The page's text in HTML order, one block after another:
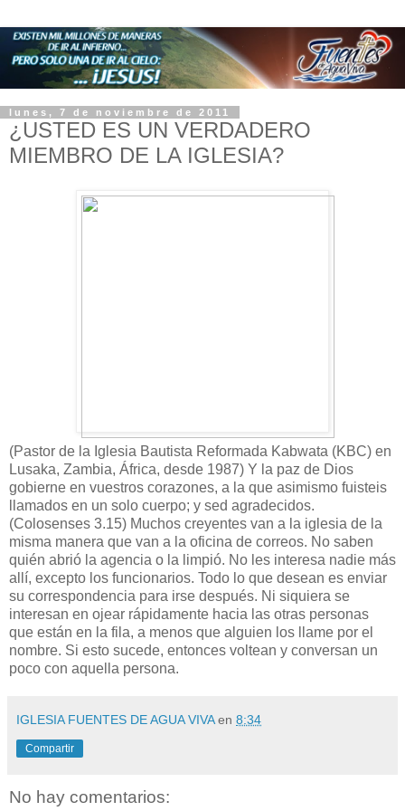
lunes, 7 de noviembre de 2011
¿USTED ES UN VERDADERO
MIEMBRO DE LA IGLESIA?
(Pastor de la Iglesia Bautista Reformada Kabwata (KBC) en
Lusaka, Zambia, África, desde 1987) Y la paz de Dios
gobierne en vuestros corazones, a la que asimismo fuisteis
llamados en un solo cuerpo; y sed agradecidos.
(Colosenses 3.15) Muchos creyentes van a la iglesia de la
misma manera que van a la oficina de correos. No saben
quién abrió la agencia o la limpió. No les interesa nadie más
allí, excepto los funcionarios. Todo lo que desean es enviar
su correspondencia para irse después. Ni siquiera se
interesan en ojear rápidamente hacia las otras personas
que están en la fila, a menos que alguien los llame por el
nombre. Si esto sucede, entonces voltean y conversan un
poco con aquella persona.
IGLESIA FUENTES DE AGUA VIVA en 8:34
Compartir
No hay comentarios: